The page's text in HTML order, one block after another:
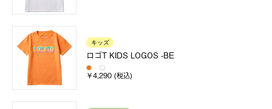
キッズ
ロゴT KIDS LOGOS -BE
￥4,290 (税込)